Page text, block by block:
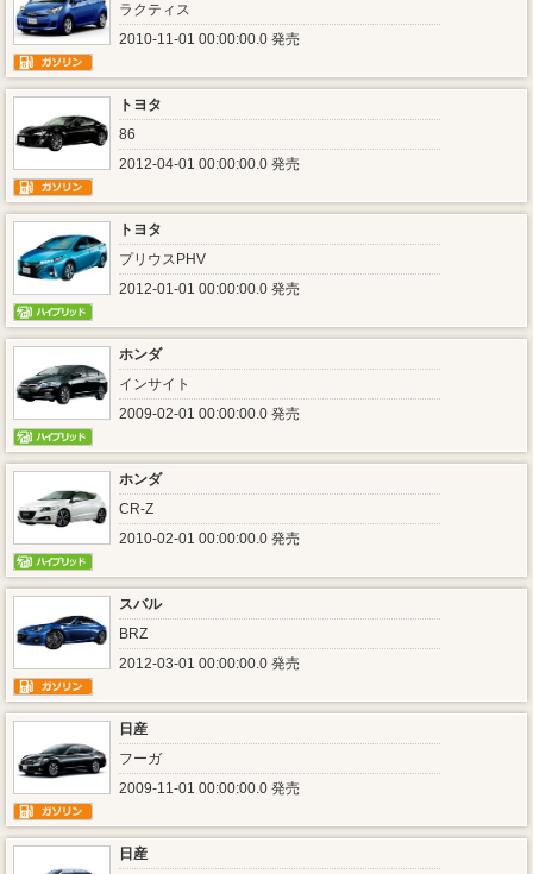
ラクティス
2010-11-01 00:00:00.0 発売
トヨタ
86
2012-04-01 00:00:00.0 発売
トヨタ
プリウスPHV
2012-01-01 00:00:00.0 発売
ホンダ
インサイト
2009-02-01 00:00:00.0 発売
ホンダ
CR-Z
2010-02-01 00:00:00.0 発売
スバル
BRZ
2012-03-01 00:00:00.0 発売
日産
フーガ
2009-11-01 00:00:00.0 発売
日産